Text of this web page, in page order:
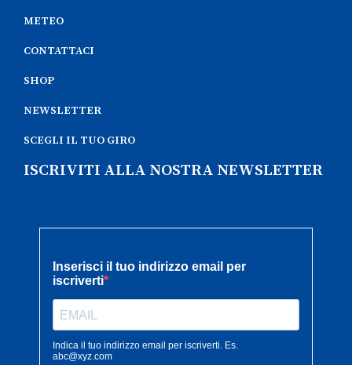
METEO
CONTATTACI
SHOP
NEWSLETTER
SCEGLI IL TUO GIRO
ISCRIVITI ALLA NOSTRA NEWSLETTER